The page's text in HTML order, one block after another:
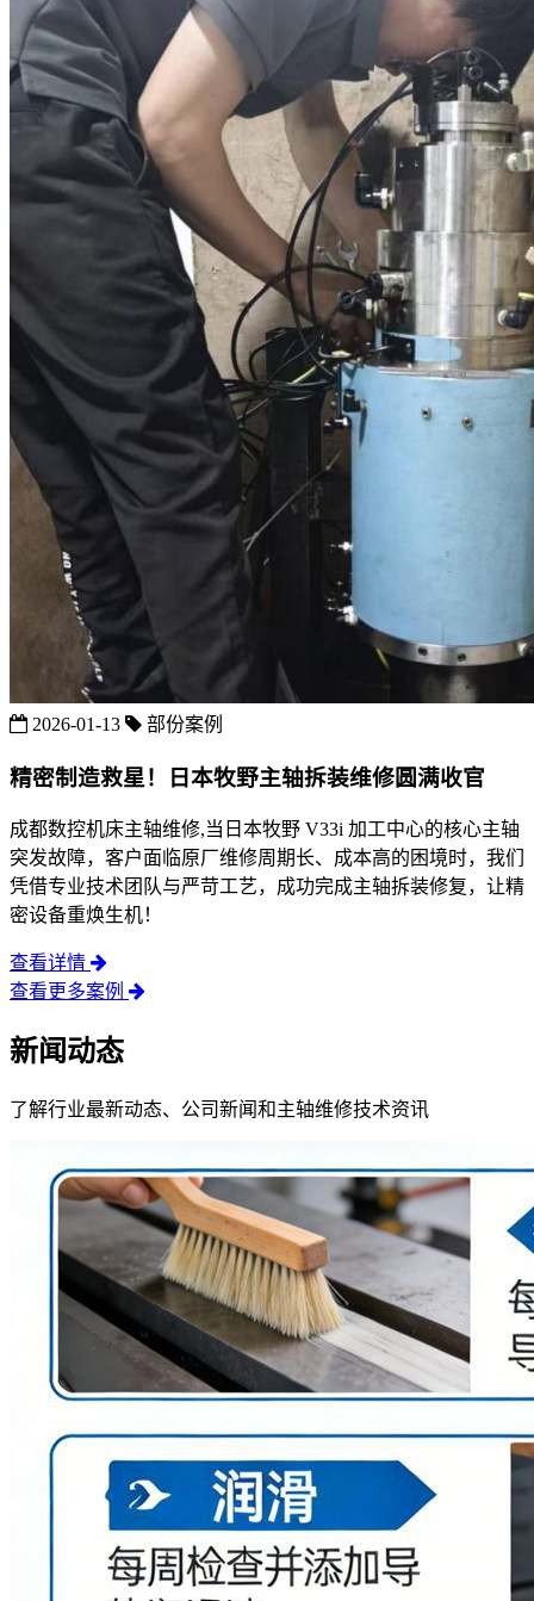
2026-01-13 部份案例
精密制造救星！日本牧野主轴拆装维修圆满收官
成都数控机床主轴维修,当日本牧野 V33i 加工中心的核心主轴
突发故障，客户面临原厂维修周期长、成本高的困境时，我们
凭借专业技术团队与严苛工艺，成功完成主轴拆装修复，让精
密设备重焕生机！​
查看详情
查看更多案例
新闻动态
了解行业最新动态、公司新闻和主轴维修技术资讯